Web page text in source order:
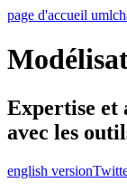
page d'accueil
Expertise
avec les
english version